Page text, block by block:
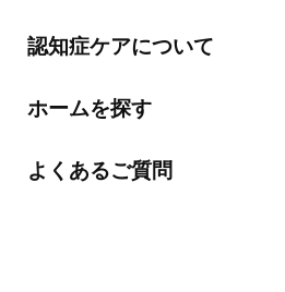
認知症ケアについて
ホームを探す
よくあるご質問